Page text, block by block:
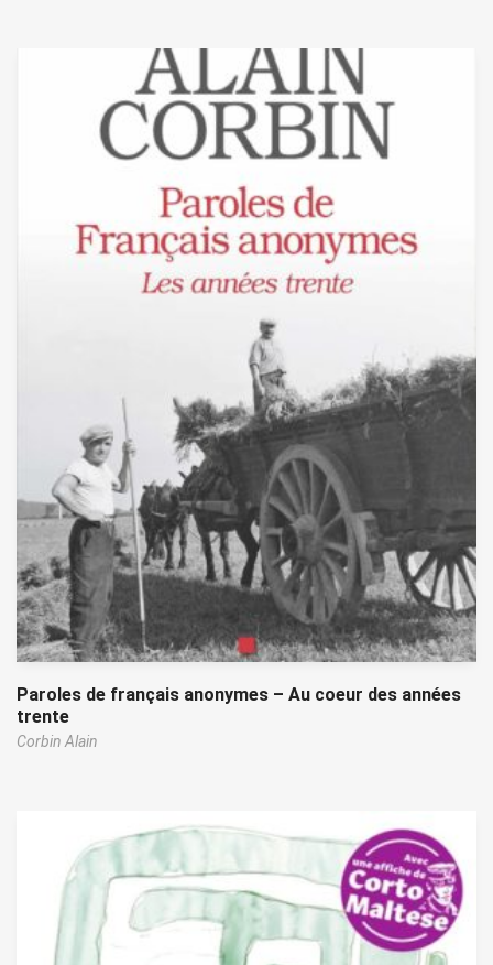
Paroles de français anonymes – Au coeur des années
trente
Corbin Alain